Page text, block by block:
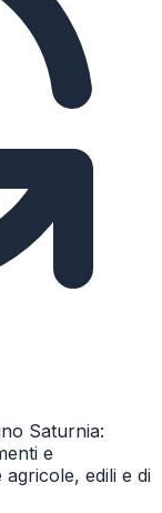
Saturnia:
e
edili e di